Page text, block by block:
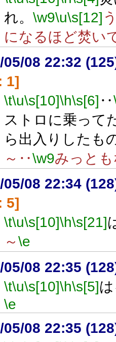
れ。 \w9\u\s[12]
になるほど焚い
05/08 22:32
1]
\t\u\s[10]\h\s[6] ‥
ストロに乗って
ら出入りしたも
～‥\w9みっと
05/08 22:34
5]
\t\u\s[10]\h\s[21]
～\e
05/08 22:35
\t\u\s[10]\h\s[5]
\e
05/08 22:35